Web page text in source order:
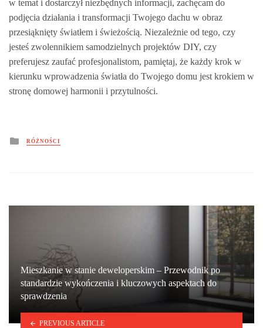
w temat i dostarczył niezbędnych informacji, zachęcam do
podjęcia działania i transformacji Twojego dachu w obraz
przesiąknięty światłem i świeżością. Niezależnie od tego, czy
jesteś zwolennikiem samodzielnych projektów DIY, czy
preferujesz zaufać profesjonalistom, pamiętaj, że każdy krok w
kierunku wprowadzenia światła do Twojego domu jest krokiem w
stronę domowej harmonii i przytulności.
Posted
in
RÓŻNOŚCI
Mieszkanie w stanie deweloperskim – Przewodnik po
standardzie wykończenia i kluczowych aspektach do
sprawdzenia
PREVIOUS ARTICLE